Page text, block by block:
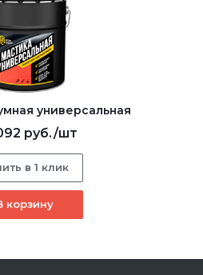
универсальная
руб./шт
в 1 клик
корзину